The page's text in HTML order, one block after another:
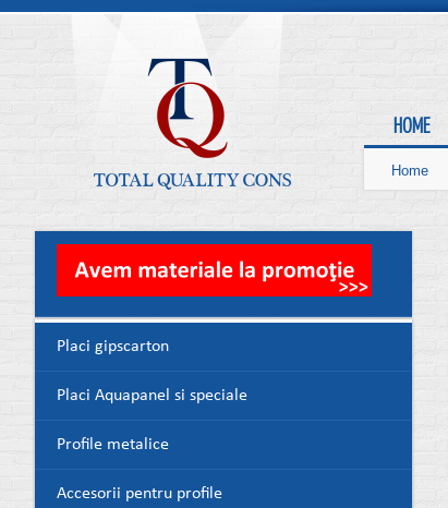
HOME
Home
Placi gipscarton
Placi Aquapanel si speciale
Profile metalice
Accesorii pentru profile